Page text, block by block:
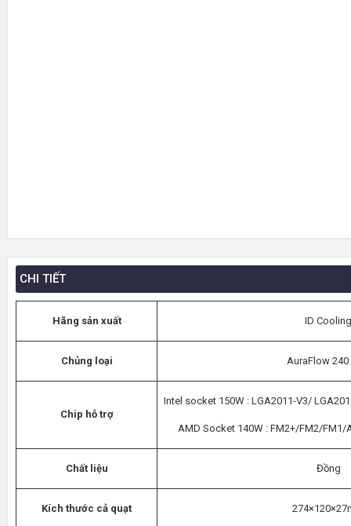
CHI TIẾT
Hãng sản xuất ID Cooling
Chủng loại AuraFlow 240
Chip hỗ trợ
Intel socket 150W : LGA2011-V3/
AMD Socket 140W : FM2+/FM2/
Chất liệu Đồng
Kích thước cả quạt